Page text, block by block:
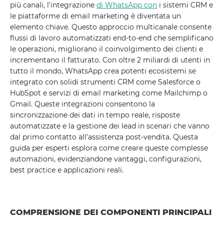
più canali, l'integrazione di WhatsApp con i sistemi CRM e
le piattaforme di email marketing è diventata un
elemento chiave. Questo approccio multicanale consente
flussi di lavoro automatizzati end-to-end che semplificano
le operazioni, migliorano il coinvolgimento dei clienti e
incrementano il fatturato. Con oltre 2 miliardi di utenti in
tutto il mondo, WhatsApp crea potenti ecosistemi se
integrato con solidi strumenti CRM come Salesforce o
HubSpot e servizi di email marketing come Mailchimp o
Gmail. Queste integrazioni consentono la
sincronizzazione dei dati in tempo reale, risposte
automatizzate e la gestione dei lead in scenari che vanno
dal primo contatto all'assistenza post-vendita. Questa
guida per esperti esplora come creare queste complesse
automazioni, evidenziandone vantaggi, configurazioni,
best practice e applicazioni reali.
COMPRENSIONE DEI COMPONENTI PRINCIPALI